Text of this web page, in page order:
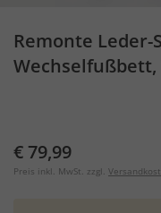
Remonte
Wechselfußbett,
€ 79,99
Preis inkl. MwSt. zzgl.